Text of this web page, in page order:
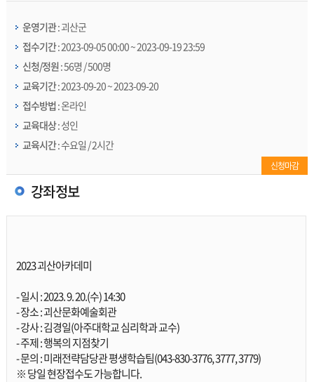
신청마감
운영기관: 괴산군
접수기간: 2023-09-05 00:00 ~ 2023-09-19 23:59
신청/정원: 56명 / 500명
교육기간: 2023-09-20 ~ 2023-09-20
접수방법: 온라인
교육대상: 성인
교육시간: 수요일 / 2시간
강좌정보
2023 괴산아카데미
- 일시 : 2023. 9. 20.(수) 14:30
- 장소 : 괴산문화예술회관
- 강사 : 김경일(아주대학교 심리학과 교수)
- 주제 : 행복의 지점찾기
- 문의 : 미래전략담당관 평생학습팀(043-830-3776, 3777, 3779)
※ 당일 현장접수도 가능합니다.